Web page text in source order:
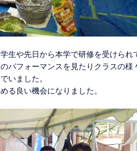
生や先日から本学で研修を受けら
パフォーマンスを見たりクラスの様
いました。
る良い機会になりました。